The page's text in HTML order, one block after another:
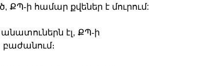
ի համար քվեներ է մուրում:
էլ, ՔՊ-ի